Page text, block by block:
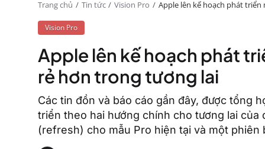
Trang chủ Tin tức Vision Pro Apple lên kế hoạch phát
Vision Pro
Apple lên kế hoạch phát
rẻ hơn trong tương lai
Các tin đồn và báo cáo gần đây, được tổng
triển theo hai hướng chính cho tương lai của
(refresh) cho mẫu Pro hiện tại và một